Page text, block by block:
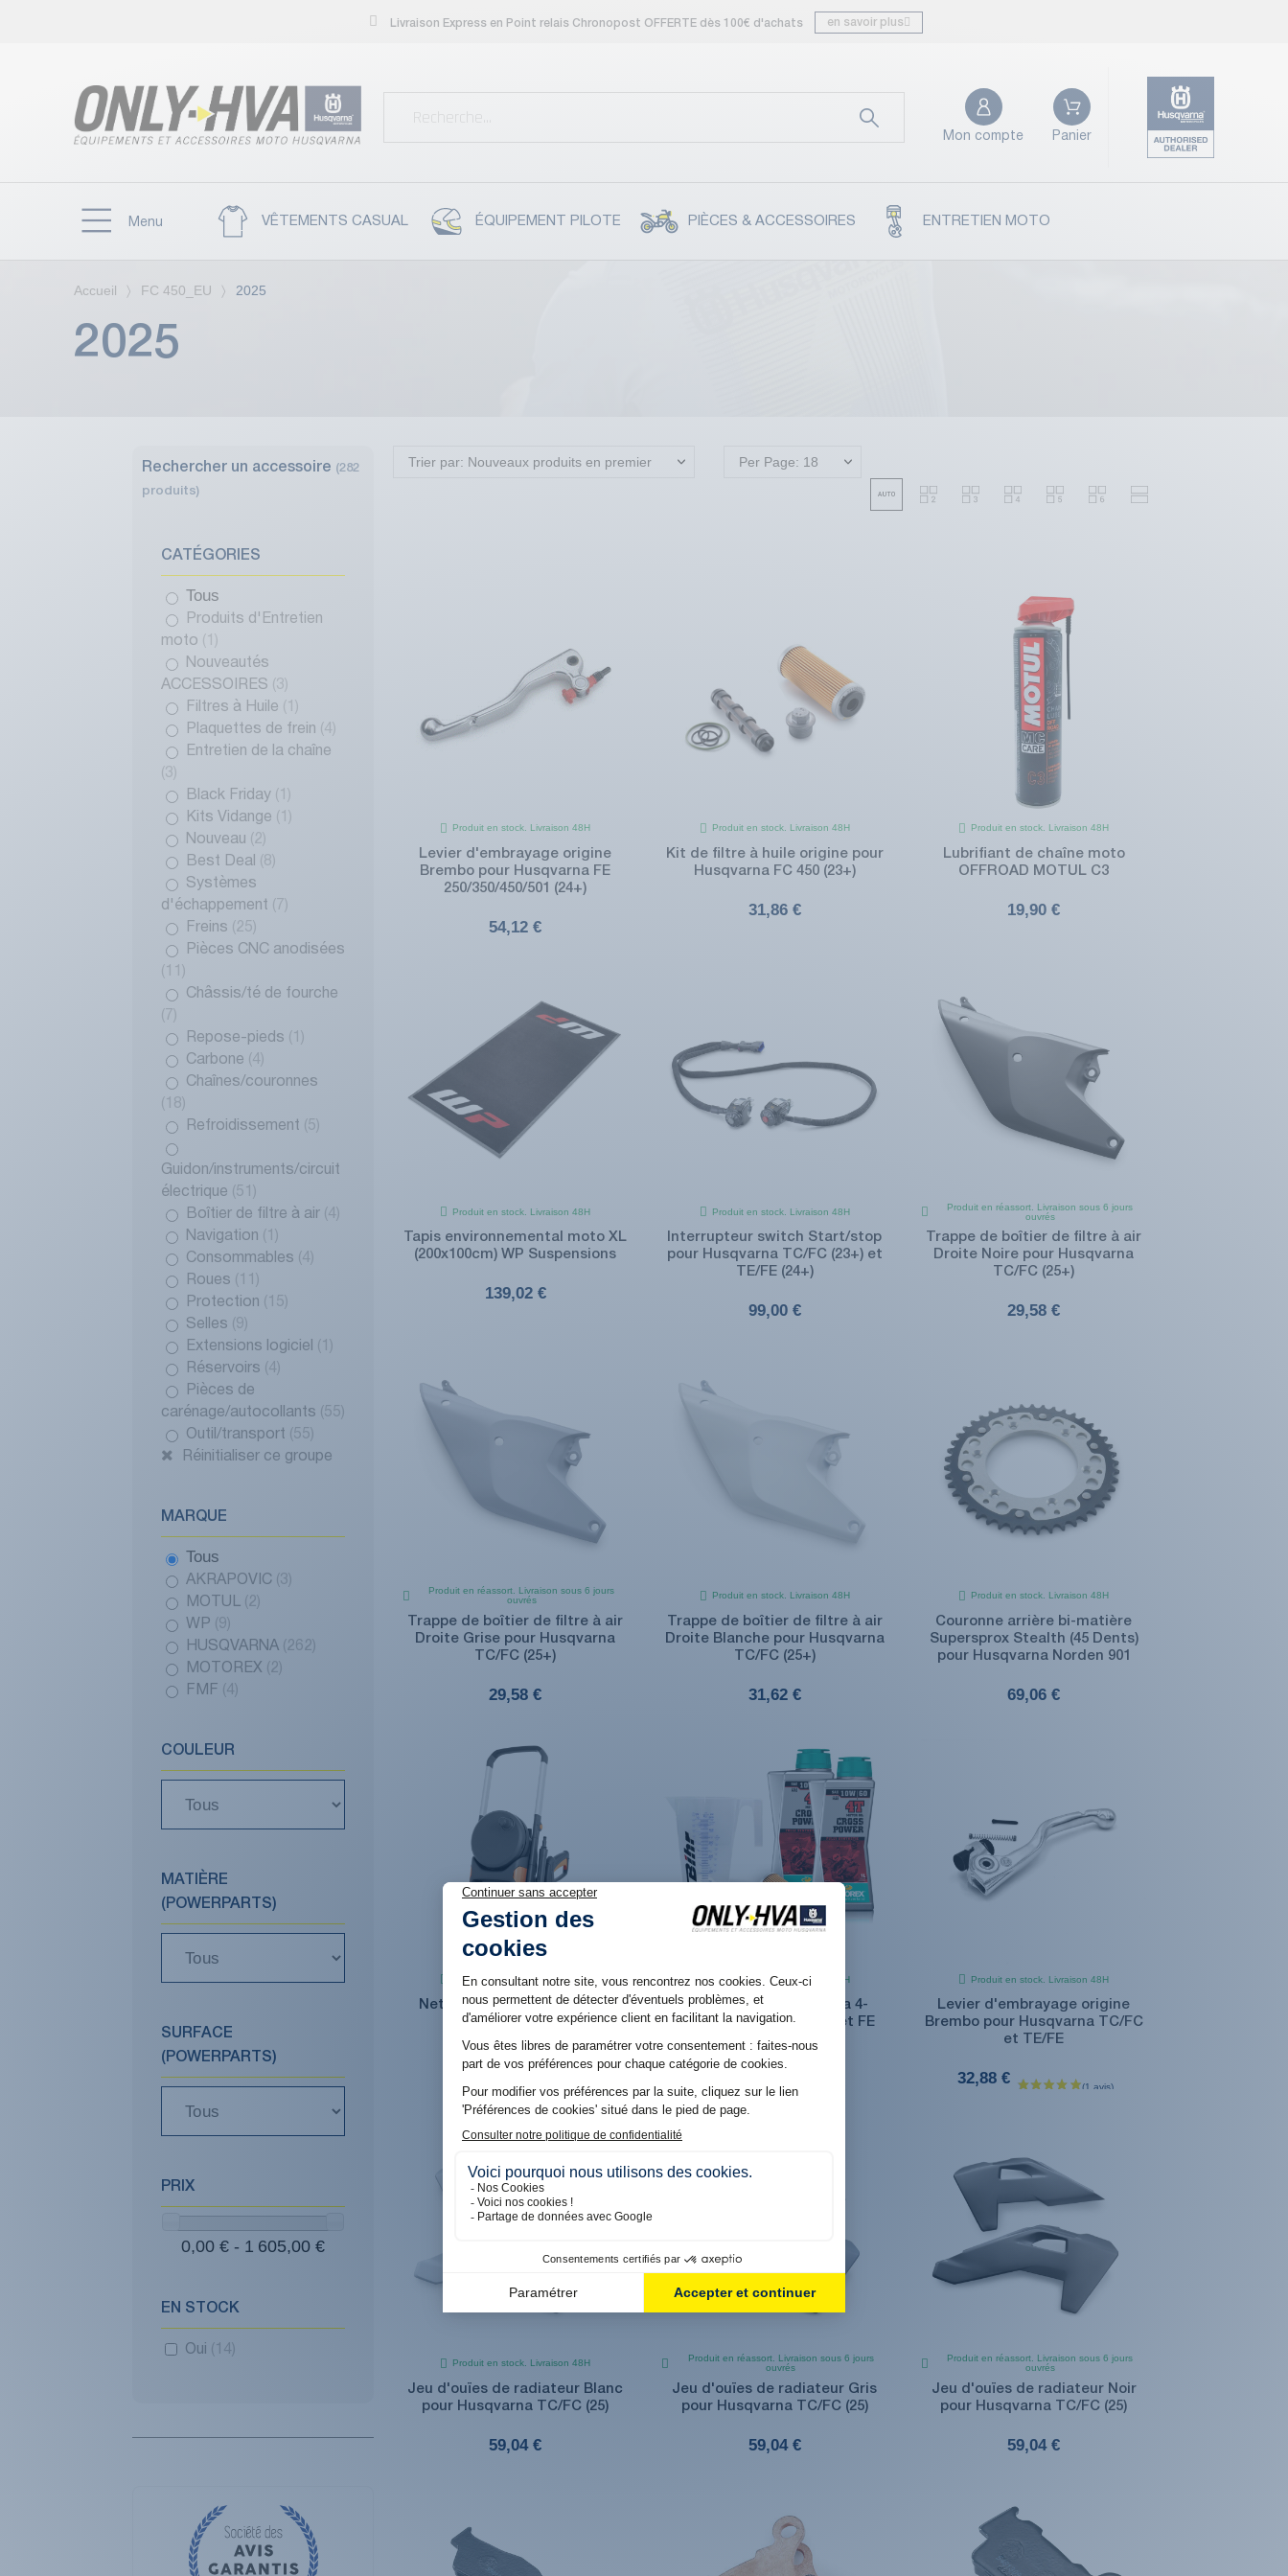
Livraison Express en Point relais Chronopost OFFERTE dès 100€ d'achats en savoir plus
Mon compte Panier
Menu VÊTEMENTS CASUAL ÉQUIPEMENT PILOTE PIÈCES & ACCESSOIRES ENTRETIEN MOTO
Accueil FC 450_EU 2025
2025
Rechercher un accessoire (282
produits)
CATÉGORIES
Tous
Produits d'Entretien
moto
Nouveautés
ACCESSOIRES
(3)
Filtres à Huile
Plaquettes de frein
(4)
Entretien de la chaîne
(3)
Black Friday
Kits Vidange
Nouveau
(2)
Best Deal
(8)
Systèmes
d'échappement
(7)
Freins
(25)
Pièces CNC anodisées
Châssis/té de fourche
(7)
Repose-pieds
Carbone
(4)
Chaînes/couronnes
(18)
Refroidissement
(5)
Guidon/instruments/circuit
électrique
(51)
Boîtier de filtre à air
(4)
Navigation
Consommables
(4)
Roues
Protection
(15)
Selles
(9)
Extensions logiciel
Réservoirs
(4)
Pièces de
carénage/autocollants
(55)
Outil/transport
(55)
Réinitialiser ce groupe
MARQUE
Tous
AKRAPOVIC
(3)
MOTUL
(2)
WP
(9)
HUSQVARNA
(262)
MOTOREX
(2)
FMF
(4)
COULEUR
MATIÈRE
(POWERPARTS)
SURFACE
(POWERPARTS)
PRIX
0,00 € - 1 605,00 €
EN STOCK
Oui (14)
Trier par: Nouveaux produits en premier Per Page: 18
Produit en stock. Livraison 48H
Levier d'embrayage origine
Brembo pour Husqvarna FE
250/350/450/501 (24+)
54,12 €
Produit en stock. Livraison 48H
Kit de filtre à huile origine pour
Husqvarna FC 450 (23+)
31,86 €
Produit en stock. Livraison 48H
Lubrifiant de chaîne moto
OFFROAD MOTUL C3
19,90 €
Produit en stock. Livraison 48H
Tapis environnemental moto XL
(200x100cm) WP Suspensions
139,02 €
Produit en stock. Livraison 48H
Interrupteur switch Start/stop
pour Husqvarna TC/FC (23+) et
TE/FE (24+)
99,00 €
Produit en réassort. Livraison sous 6 jours
ouvrés
Trappe de boîtier de filtre à air
Droite Noire pour Husqvarna
TC/FC (25+)
29,58 €
Produit en réassort. Livraison sous 6 jours
ouvrés
Trappe de boîtier de filtre à air
Droite Grise pour Husqvarna
TC/FC (25+)
29,58 €
Produit en stock. Livraison 48H
Trappe de boîtier de filtre à air
Droite Blanche pour Husqvarna
TC/FC (25+)
31,62 €
Produit en stock. Livraison 48H
Couronne arrière bi-matière
Supersprox Stealth (45 Dents)
pour Husqvarna Norden 901
69,06 €
Produit en stock. Livraison 48H
Nettoyeur à haute pression
Husqvarna PW 240
279,00 €
Produit en stock. Livraison 48H
KIT VIDANGE Husqvarna 4-
TEMPS FC/FS 450 (23+) et FE
450/501 (24+)
Produit en stock. Livraison 48H
Levier d'embrayage origine
Brembo pour Husqvarna TC/FC
et TE/FE
32,88 €
Produit en stock. Livraison 48H
Jeu d'ouïes de radiateur Blanc
pour Husqvarna TC/FC (25)
59,04 €
Produit en réassort. Livraison sous 6 jours
ouvrés
Jeu d'ouïes de radiateur Gris
pour Husqvarna TC/FC (25)
59,04 €
Produit en réassort. Livraison sous 6 jours
ouvrés
Jeu d'ouïes de radiateur Noir
pour Husqvarna TC/FC (25)
59,04 €